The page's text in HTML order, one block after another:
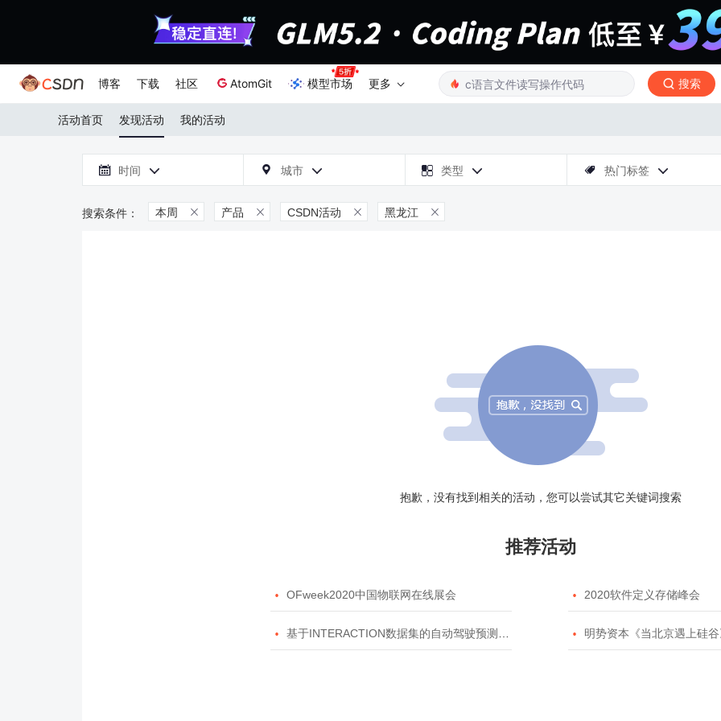
博客 下载 社区 AtomGit 模型市场 更多 搜索
活动首页 发现活动 我的活动
 时间   城市   类型   热门标签 
本周  产品  CSDN活动  黑龙江 
抱歉，没有找到相关的活动，您可以尝试其它关键词搜索
推荐活动
 OFweek2020中国物联网在线展会  2020软件定义存储峰会
 基于INTERACTION数据集的自动驾驶预测模型挑战赛  明势资本《当北京遇上硅谷》系列